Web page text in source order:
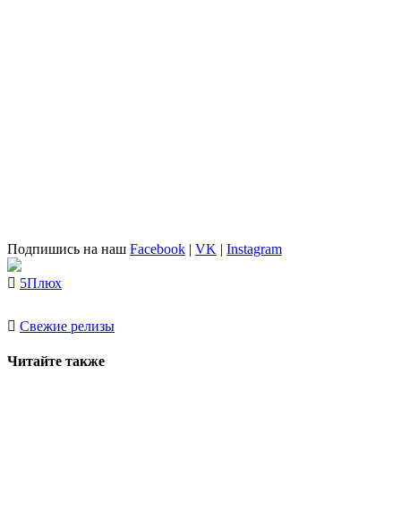
Подпишись на наш Facebook | VK | Instagram
5Плюх
Свежие релизы
Читайте также